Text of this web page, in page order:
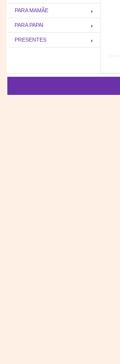
PARA MAMÃE
PARA PAPAI
PRESENTES